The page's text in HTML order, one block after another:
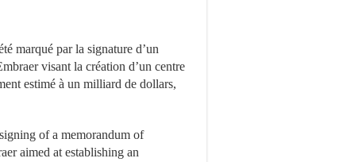
marqué par la signature d’un
visant la création d’un centre
estimé à un milliard de dollars,
of a memorandum of
aimed at establishing an